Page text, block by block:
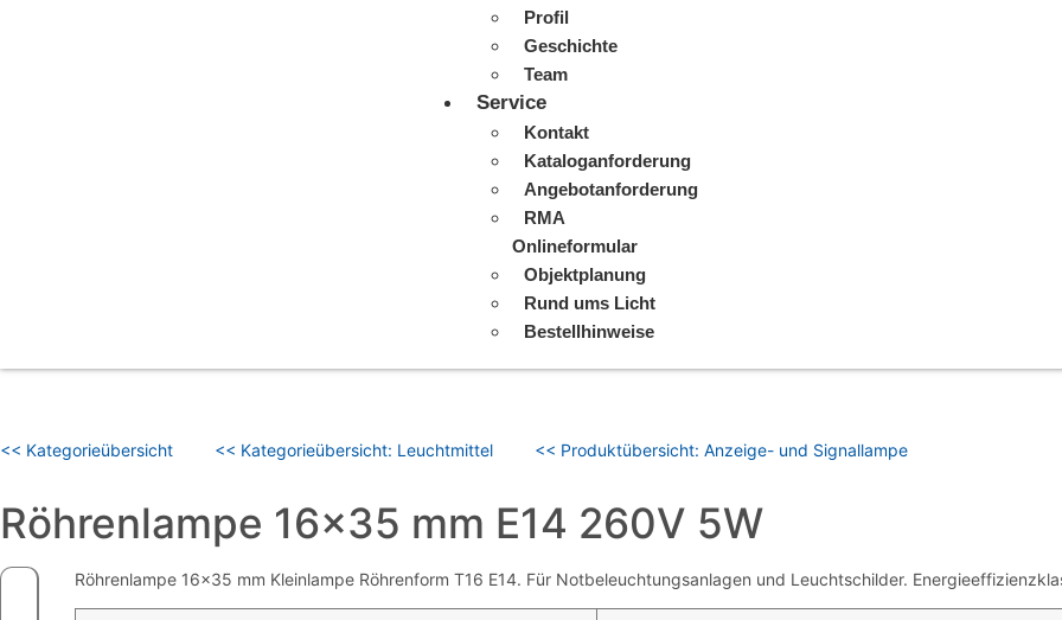
Profil
Geschichte
Team
Service
Kontakt
Kataloganforderung
Angebotanforderung
RMA
Onlineformular
Objektplanung
Rund ums Licht
Bestellhinweise
<< Kategorieübersicht << Kategorieübersicht: Leuchtmittel << Produktübersicht: Anzeige- und Signallampe
Röhrenlampe 16×35 mm E14 260V 5W
Röhrenlampe 16×35 mm Kleinlampe Röhrenform T16 E14. Für Notbeleuchtungsanlagen und Leuchtschilder.